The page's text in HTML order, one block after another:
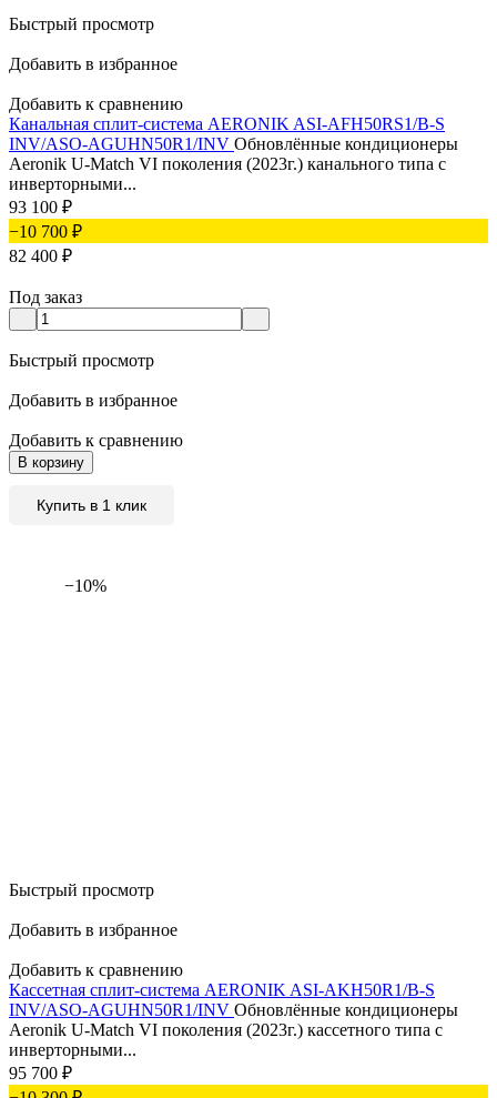
Быстрый просмотр
Добавить в избранное
Добавить к сравнению
Канальная сплит-система AERONIK ASI-AFH50RS1/B-S
INV/ASO-AGUHN50R1/INV Обновлённые кондиционеры
Aeronik U-Match VI поколения (2023г.) канального типа с
инверторными...
93 100 ₽
−10 700 ₽
82 400 ₽
Под заказ
Быстрый просмотр
Добавить в избранное
Добавить к сравнению
В корзину
Купить в 1 клик
−10%
Быстрый просмотр
Добавить в избранное
Добавить к сравнению
Кассетная сплит-система AERONIK ASI-AKH50R1/B-S
INV/ASO-AGUHN50R1/INV Обновлённые кондиционеры
Aeronik U-Match VI поколения (2023г.) кассетного типа с
инверторными...
95 700 ₽